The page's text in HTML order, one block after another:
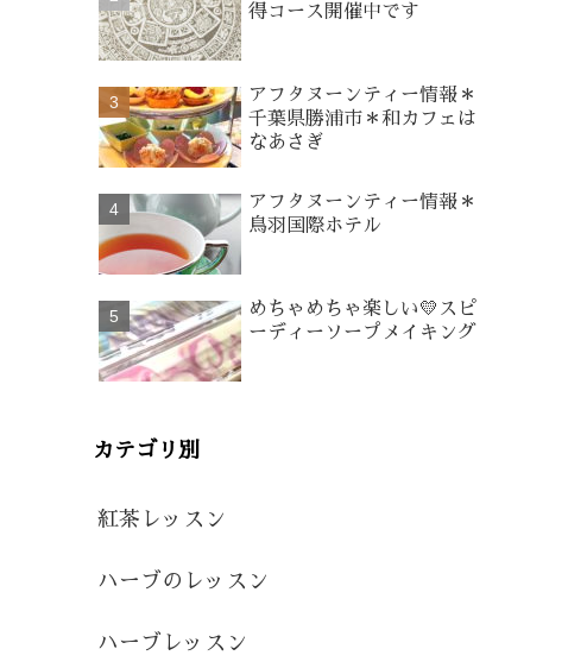
得コース開催中です
アフタヌーンティー情報＊
千葉県勝浦市＊和カフェは
なあさぎ
アフタヌーンティー情報＊
鳥羽国際ホテル
めちゃめちゃ楽しい💛スピ
ーディーソープメイキング
カテゴリ別
紅茶レッスン
ハーブのレッスン
ハーブレッスン